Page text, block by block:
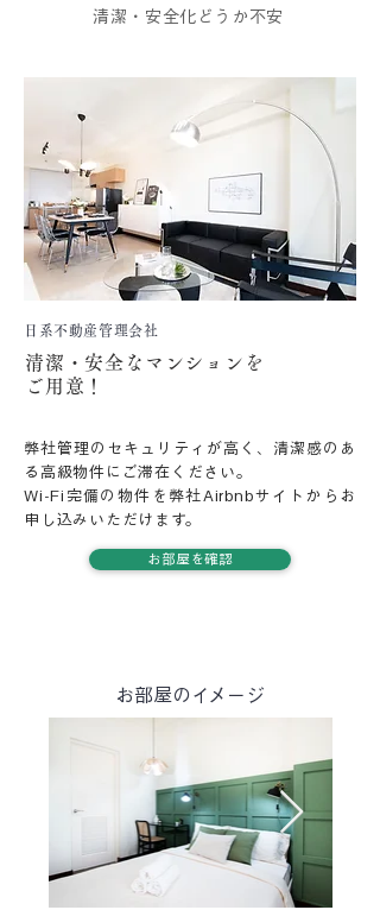
清潔・安全化どうか不安
清潔・安全なマンションを
ご用意！
日系不動産管理会社
弊社管理のセキュリティが高く、清潔感のあ
る高級物件にご滞在ください。
Wi-Fi完備の物件を弊社Airbnbサイトからお
申し込みいただけます。
お部屋を確認
お部屋のイメージ